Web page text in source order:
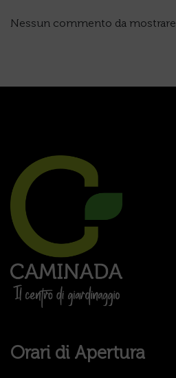
Nessun commento da mostrare.
Orari di Apertura